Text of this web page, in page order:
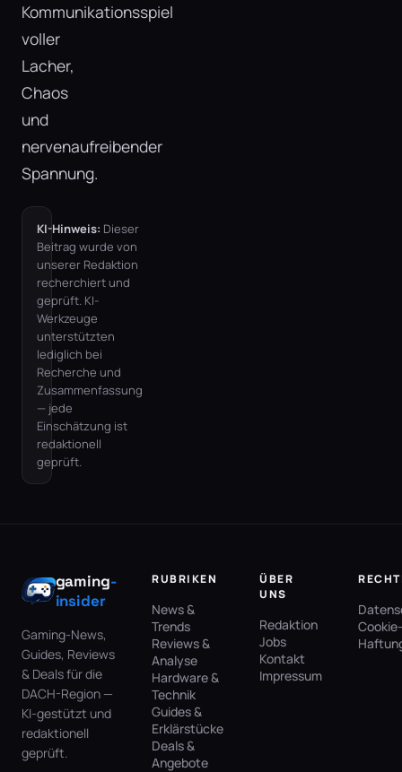
Kommunikationsspiel
voller
Lacher,
Chaos
und
nervenaufreibender
Spannung.
KI-Hinweis: Dieser
Beitrag wurde von
unserer Redaktion
recherchiert und
geprüft. KI-
Werkzeuge
unterstützten
lediglich bei
Recherche und
Zusammenfassung
— jede
Einschätzung ist
redaktionell
geprüft.
gaming-
insider
Gaming-News,
Guides, Reviews
& Deals für die
DACH-Region —
KI-gestützt und
redaktionell
geprüft.
RUBRIKEN
News &
Trends
Reviews &
Analyse
Hardware &
Technik
Guides &
Erklärstücke
Deals &
Angebote
ÜBER
UNS
Redaktion
Jobs
Kontakt
Impressum